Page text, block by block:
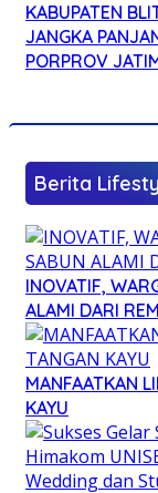
KABUPATEN
JANGKA
PORPROV
Berita
INOVATIF,
ALAMI DARI
MANFAATKAN
KAYU